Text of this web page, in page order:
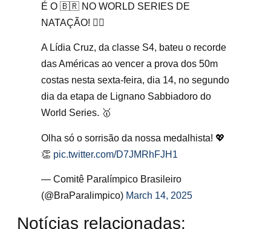
É O 🇧🇷 NO WORLD SERIES DE
NATAÇÃO! 🏊‍♂️
A Lídia Cruz, da classe S4, bateu o recorde
das Américas ao vencer a prova dos 50m
costas nesta sexta-feira, dia 14, no segundo
dia da etapa de Lignano Sabbiadoro do
World Series. 🥇
Olha só o sorrisão da nossa medalhista! 💖
👏 pic.twitter.com/D7JMRhFJH1
— Comitê Paralímpico Brasileiro
(@BraParalimpico) March 14, 2025
Notícias relacionadas: